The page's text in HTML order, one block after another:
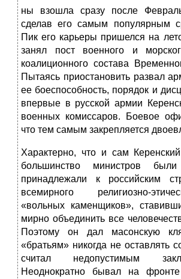
ны взошла сразу после
сделав его самым популярным
Пик его карьеры при­шелся на
занял пост военного и
коалиционного состава
Пытаясь приостановить развал
ее боеспособность, порядок и
впервые в русской армии
военных комиссаров. Боевое
что тем самым закрепляется
Характерно, что и сам
боль­шинство министров
принадлежали к рос­сийским
всемирного религиозно-
«вольных каменщиков»,
мирно объединить все
Поэтому он дал масонскую
«братьям» никогда не ос­тавлять
считал недопустимым
Неоднократно бывал на